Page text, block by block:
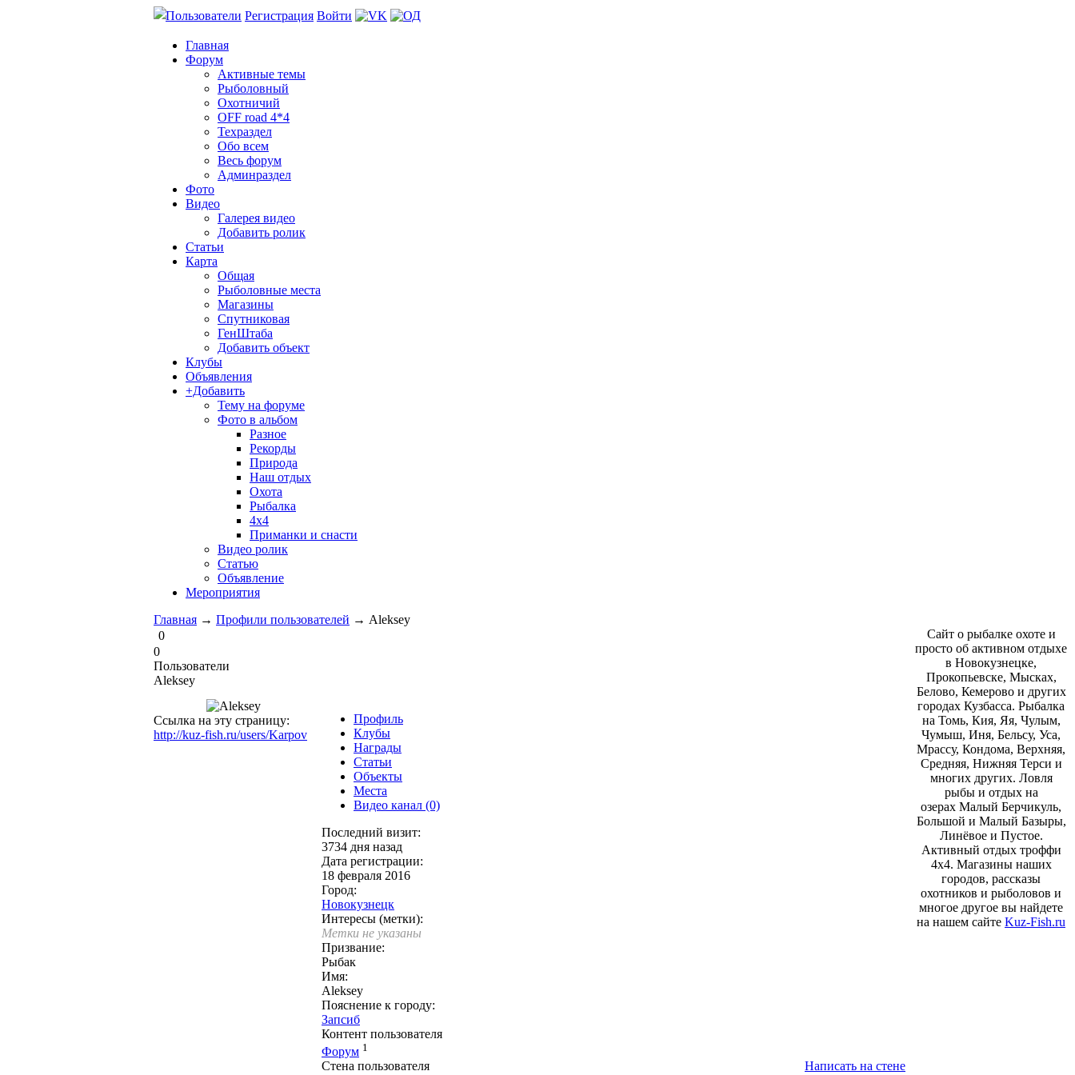
Пользователи Регистрация Войти
Главная
Форум
Активные темы
Рыболовный
Охотничий
OFF road 4*4
Техраздел
Обо всем
Весь форум
Админраздел
Фото
Видео
Галерея видео
Добавить ролик
Статьи
Карта
Общая
Рыболовные места
Магазины
Спутниковая
ГенШтаба
Добавить объект
Клубы
Объявления
+Добавить
Тему на форуме
Фото в альбом
Разное
Рекорды
Природа
Наш отдых
Охота
Рыбалка
4х4
Приманки и снасти
Видео ролик
Статью
Объявление
Мероприятия
Главная → Профили пользователей → Aleksey
0
0
Пользователи
Aleksey
Ссылка на эту страницу:
http://kuz-fish.ru/users/Karpov
Профиль
Клубы
Награды
Статьи
Объекты
Места
Видео канал (0)
Последний визит:
3734 дня назад
Дата регистрации:
18 февраля 2016
Город:
Новокузнецк
Интересы (метки):
Метки не указаны
Призвание:
Рыбак
Имя:
Aleksey
Пояснение к городу:
Запсиб
Контент пользователя
Форум 1
Стена пользователя Написать на стене
Сайт о рыбалке охоте и
просто об активном отдыхе
в Новокузнецке,
Прокопьевске, Мысках,
Белово, Кемерово и других
городах Кузбасса. Рыбалка
на Томь, Кия, Яя, Чулым,
Чумыш, Иня, Бельсу, Уса,
Мрассу, Кондома, Верхняя,
Средняя, Нижняя Терси и
многих других. Ловля
рыбы и отдых на
озерах Малый Берчикуль,
Большой и Малый Базыры,
Линёвое и Пустое.
Активный отдых троффи
4х4. Магазины наших
городов, рассказы
охотников и рыболовов и
многое другое вы найдете
на нашем сайте Kuz-Fish.ru